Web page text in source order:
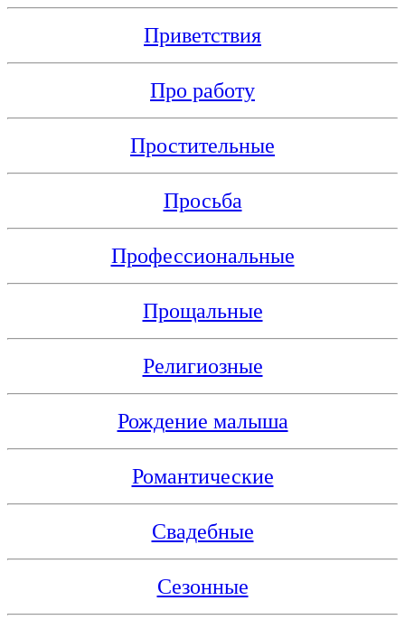
Приветствия
Про работу
Простительные
Просьба
Профессиональные
Прощальные
Религиозные
Рождение малыша
Романтические
Свадебные
Сезонные